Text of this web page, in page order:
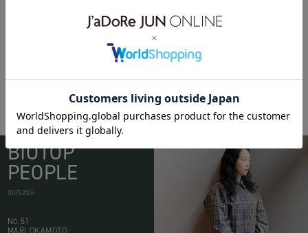
BIOTOP
PEOPLE
20.05.2026
No.51